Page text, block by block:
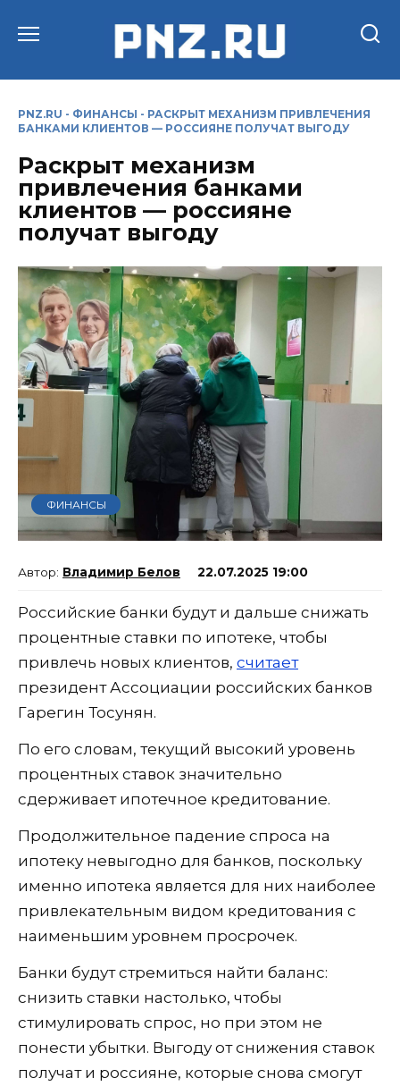
PNZ.RU - ФИНАНСЫ - РАСКРЫТ МЕХАНИЗМ ПРИВЛЕЧЕНИЯ
БАНКАМИ КЛИЕНТОВ — РОССИЯНЕ ПОЛУЧАТ ВЫГОДУ
Раскрыт механизм
привлечения банками
клиентов — россияне
получат выгоду
ФИНАНСЫ
Владимир Белов 22.07.2025 19:00
Российские банки будут и дальше снижать
процентные ставки по ипотеке, чтобы
привлечь новых клиентов, считает
президент Ассоциации российских банков
Гарегин Тосунян.
По его словам, текущий высокий уровень
процентных ставок значительно
сдерживает ипотечное кредитование.
Продолжительное падение спроса на
ипотеку невыгодно для банков, поскольку
именно ипотека является для них наиболее
привлекательным видом кредитования с
наименьшим уровнем просрочек.
Банки будут стремиться найти баланс:
снизить ставки настолько, чтобы
стимулировать спрос, но при этом не
понести убытки. Выгоду от снижения ставок
получат и россияне, которые снова смогут